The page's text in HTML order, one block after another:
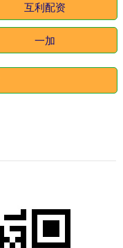
互利配资
一加